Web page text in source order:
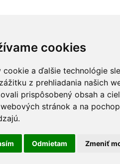
cookies
cookie a ďalšie technológie
z prehliadania našich
prispôsobený obsah a
stránok a na
Odmietam Zmeniť
| Všetky práva vyhradené
pokyny |Nastavenia cookies